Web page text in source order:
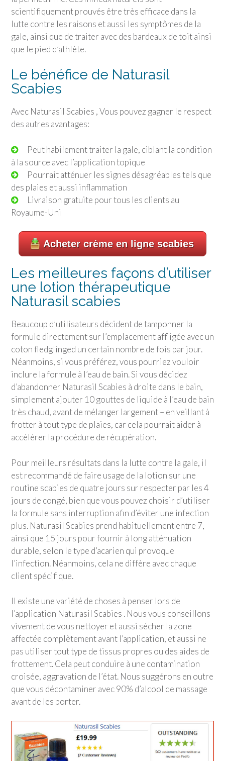
scientifiquement prouvés être très efficace dans la
lutte contre les raisons et aussi les symptômes de la
gale, ainsi que de traiter avec des bardeaux de toit ainsi
que le pied d’athlète.
Le bénéfice de Naturasil
Scabies
Avec Naturasil Scabies , Vous pouvez gagner le respect
des autres avantages:
Peut habilement traiter la gale, ciblant la condition
à la source avec l’application topique
Pourrait atténuer les signes désagréables tels que
des plaies et aussi inflammation
Livraison gratuite pour tous les clients au
Royaume-Uni
Acheter crème en ligne scabies
Les meilleures façons d’utiliser
une lotion thérapeutique
Naturasil scabies
Beaucoup d’utilisateurs décident de tamponner la
formule directement sur l’emplacement affligée avec un
coton fledglinged un certain nombre de fois par jour.
Néanmoins, si vous préférez, vous pourriez vouloir
inclure la formule à l’eau de bain. Si vous décidez
d’abandonner Naturasil Scabies à droite dans le bain,
simplement ajouter 10 gouttes de liquide à l’eau de bain
très chaud, avant de mélanger largement – en veillant à
frotter à tout type de plaies, car cela pourrait aider à
accélérer la procédure de récupération.
Pour meilleurs résultats dans la lutte contre la gale, il
est recommandé de faire usage de la lotion sur une
routine scabies de quatre jours sur respecter par les 4
jours de congé, bien que vous pouvez choisir d’utiliser
la formule sans interruption afin d’éviter une infection
plus. Naturasil Scabies prend habituellement entre 7,
ainsi que 15 jours pour fournir à long atténuation
durable, selon le type d’acarien qui provoque
l’infection. Néanmoins, cela ne diffère avec chaque
client spécifique.
Il existe une variété de choses à penser lors de
l’application Naturasil Scabies . Nous vous conseillons
vivement de vous nettoyer et aussi sécher la zone
affectée complètement avant l’application, et aussi ne
pas utiliser tout type de tissus propres ou des aides de
frottement. Cela peut conduire à une contamination
croisée, aggravation de l’état. Nous suggérons en outre
que vous décontaminer avec 90% d’alcool de massage
avant de les porter.